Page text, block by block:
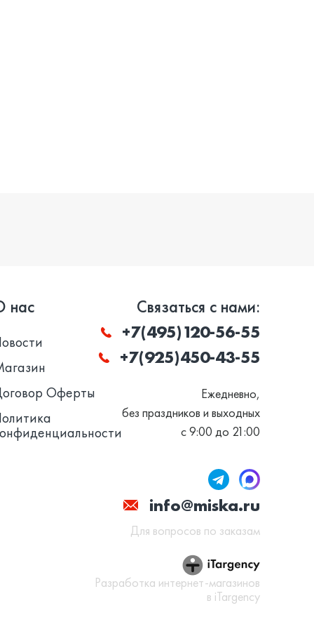
нас
Оферты
Связаться с нами:
+7(495)120-56-55
+7(925)450-43-55
Ежедневно,
без праздников и выходных
с 9:00 до 21:00
info@miska.ru
Для вопросов по заказам
Разработка интернет-магазинов
в iTargency